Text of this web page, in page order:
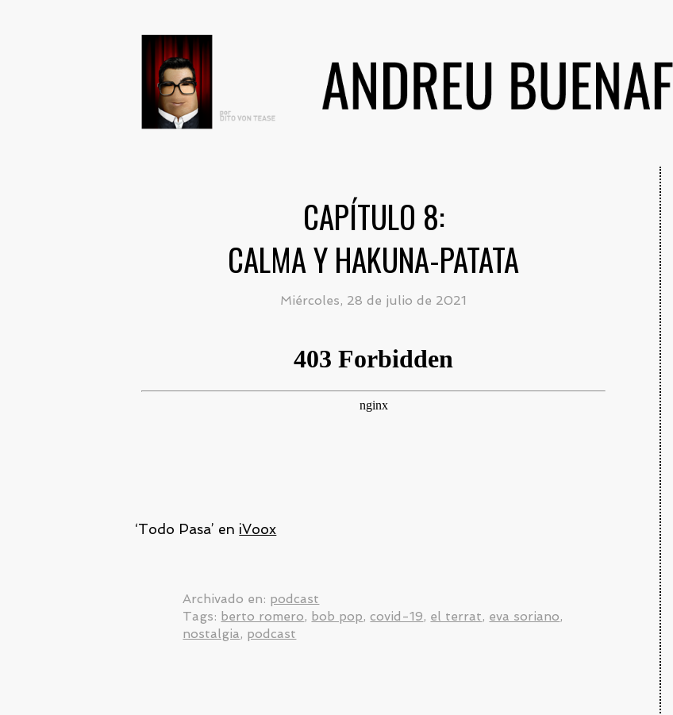
CAPÍTULO 8:
CALMA Y HAKUNA-PATATA
Miércoles, 28 de julio de 2021
‘Todo Pasa’ en iVoox
Archivado en: podcast
Tags: berto romero, bob pop,covid-19, el terrat, eva soriano,
nostalgia, podcast